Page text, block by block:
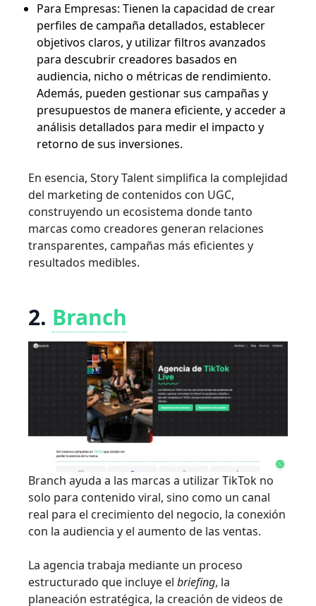
Para Empresas: Tienen la capacidad de crear
perfiles de campaña detallados, establecer
objetivos claros, y utilizar filtros avanzados
para descubrir creadores basados en
audiencia, nicho o métricas de rendimiento.
Además, pueden gestionar sus campañas y
presupuestos de manera eficiente, y acceder a
análisis detallados para medir el impacto y
retorno de sus inversiones.
En esencia, Story Talent simplifica la complejidad
del marketing de contenidos con UGC,
construyendo un ecosistema donde tanto
marcas como creadores generan relaciones
transparentes, campañas más eficientes y
resultados medibles.
2. Branch
Branch ayuda a las marcas a utilizar TikTok no
solo para contenido viral, sino como un canal
real para el crecimiento del negocio, la conexión
con la audiencia y el aumento de las ventas.
La agencia trabaja mediante un proceso
estructurado que incluye el briefing, la
planeación estratégica, la creación de videos de